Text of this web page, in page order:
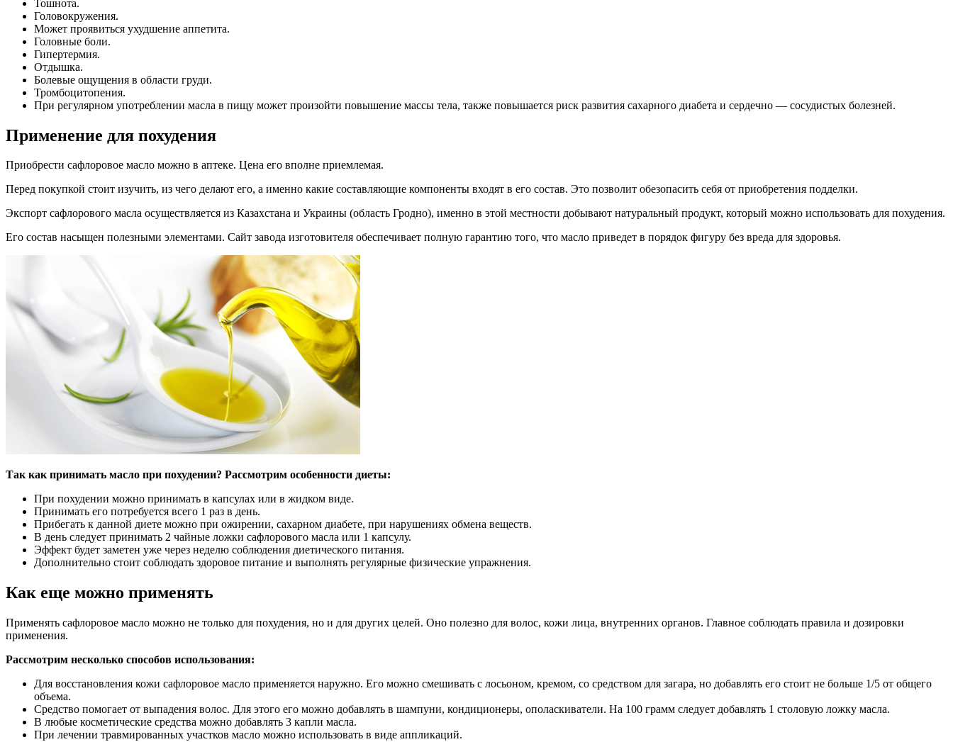
Тошнота.
Головокружения.
Может проявиться ухудшение аппетита.
Головные боли.
Гипертермия.
Отдышка.
Болевые ощущения в области груди.
Тромбоцитопения.
При регулярном употреблении масла в пищу может произойти повышение массы тела, также повышается риск развития сахарного диабета и сердечно — сосудистых болезней.
Применение для похудения
Приобрести сафлоровое масло можно в аптеке. Цена его вполне приемлемая.
Перед покупкой стоит изучить, из чего делают его, а именно какие составляющие компоненты входят в его состав. Это позволит обезопасить себя от приобретения подделки.
Экспорт сафлорового масла осуществляется из Казахстана и Украины (область Гродно), именно в этой местности добывают натуральный продукт, который можно использовать для похудения.
Его состав насыщен полезными элементами. Сайт завода изготовителя обеспечивает полную гарантию того, что масло приведет в порядок фигуру без вреда для здоровья.
Так как принимать масло при похудении? Рассмотрим особенности диеты:
При похудении можно принимать в капсулах или в жидком виде.
Принимать его потребуется всего 1 раз в день.
Прибегать к данной диете можно при ожирении, сахарном диабете, при нарушениях обмена веществ.
В день следует принимать 2 чайные ложки сафлорового масла или 1 капсулу.
Эффект будет заметен уже через неделю соблюдения диетического питания.
Дополнительно стоит соблюдать здоровое питание и выполнять регулярные физические упражнения.
Как еще можно применять
Применять сафлоровое масло можно не только для похудения, но и для других целей. Оно полезно для волос, кожи лица, внутренних органов. Главное соблюдать правила и дозировки
применения.
Рассмотрим несколько способов использования:
Для восстановления кожи сафлоровое масло применяется наружно. Его можно смешивать с лосьоном, кремом, со средством для загара, но добавлять его стоит не больше 1/5 от общего
объема.
Средство помогает от выпадения волос. Для этого его можно добавлять в шампуни, кондиционеры, ополаскиватели. На 100 грамм следует добавлять 1 столовую ложку масла.
В любые косметические средства можно добавлять 3 капли масла.
При лечении травмированных участков масло можно использовать в виде аппликаций.